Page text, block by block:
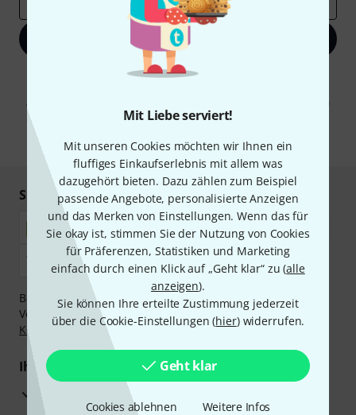
Mit Liebe serviert!
Mit unseren Cookies möchten wir Ihnen ein
fluffiges Einkaufserlebnis mit allem was
dazugehört bieten. Dazu zählen zum Beispiel
passende Angebote, personalisierte Anzeigen
und das Merken von Einstellungen. Wenn das für
Sie okay ist, stimmen Sie der Nutzung von Cookies
für Präferenzen, Statistiken und Marketing
einfach durch einen Klick auf „Geht klar“ zu (alle
anzeigen).
Sie können Ihre erteilte Zustimmung jederzeit
über die Cookie-Einstellungen (hier) widerrufen.
Geht klar
Cookies ablehnen Weitere Infos
Jetzt anmelden
Mit Klick auf „Jetzt anmelden“ stimmen Sie dem Erhalt von E-Mail-
Abmeldung ist jederzeit möglich. Weitere Informationen finden Sie in
unseren Datenschutzhinweisen
* Pflichtfeld
Sicher einkaufen & bezahlen
Bezahlen Sie vertraulich und sicher per Nachnahme,
Vorkasse, PayPal, Amazon Pay,
Klarna Sofort bezahlen
Klarna Ratenzahlungoder Kreditkarte.
Ihre Vorteile
3 Jahre Thomann Garantie